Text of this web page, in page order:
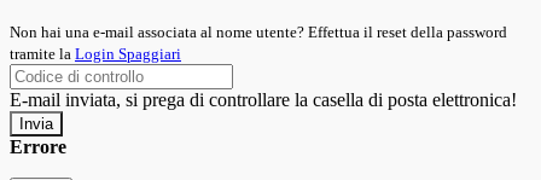
Non hai una e-mail associata al nome utente? Effettua il reset della password
tramite la Login Spaggiari
E-mail inviata, si prega di controllare la casella di posta elettronica!
Errore